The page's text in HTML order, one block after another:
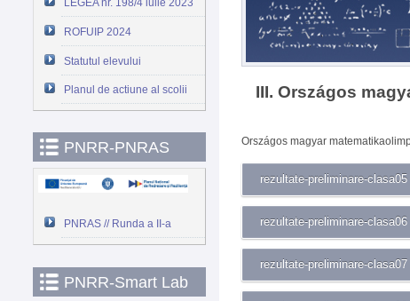
LEGEA nr. 198/4 iulie 2023
ROFUIP 2024
Statutul elevului
Planul de actiune al scolii
PNRR-PNRAS
PNRAS // Runda a II-a
PNRR-Smart Lab
III. Országos
Országos magyar
rezultate-preliminare-clasa05
rezultate-preliminare-clasa06
rezultate-preliminare-clasa07